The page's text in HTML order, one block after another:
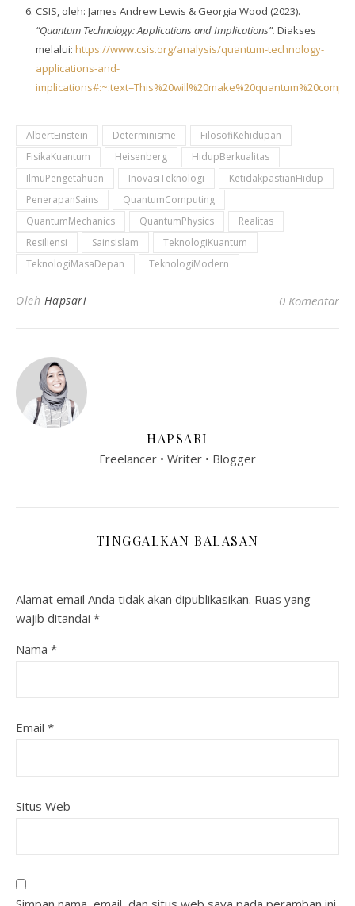
CSIS, oleh: James Andrew Lewis & Georgia Wood (2023).
“Quantum Technology: Applications and Implications”. Diakses
melalui: https://www.csis.org/analysis/quantum-technology-
applications-and-
AlbertEinstein Determinisme
FilosofiKehidupan
FisikaKuantum
Heisenberg
HidupBerkualitas
IlmuPengetahuan
InovasiTeknologi
KetidakpastianHidup
PenerapanSains
QuantumComputing
QuantumMechanics
QuantumPhysics
Realitas
Resiliensi
SainsIslam
TeknologiKuantum
TeknologiMasaDepan
TeknologiModern
Oleh Hapsari 0 Komentar
HAPSARI
Freelancer • Writer • Blogger
TINGGALKAN BALASAN
Alamat email Anda tidak akan dipublikasikan. Ruas yang
wajib ditandai *
Nama *
Email *
Situs Web